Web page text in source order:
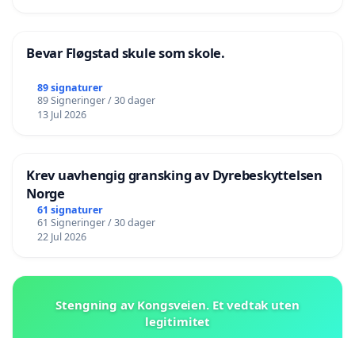
Bevar Fløgstad skule som skole.
89 signaturer
89 Signeringer / 30 dager
13 Jul 2026
Krev uavhengig gransking av Dyrebeskyttelsen
Norge
61 signaturer
61 Signeringer / 30 dager
22 Jul 2026
Stengning av Kongsveien. Et vedtak uten
legitimitet